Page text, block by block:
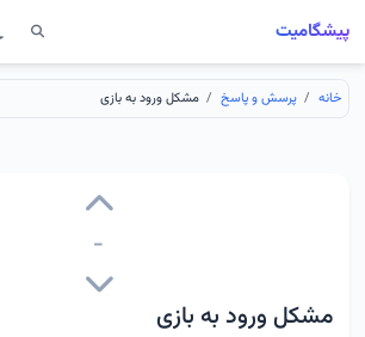
پیشگامیت
خانه پرسش و پاسخ مشکل ورود به بازی
-
مشکل ورود به بازی